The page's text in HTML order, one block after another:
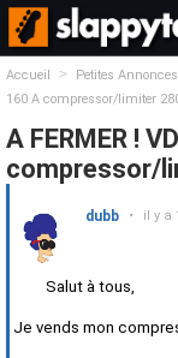
Accueil > Petites
160 A compressor/limiter
A FERMER !
compressor/
dubb • il y a
Salut à tous,
Je vends mon